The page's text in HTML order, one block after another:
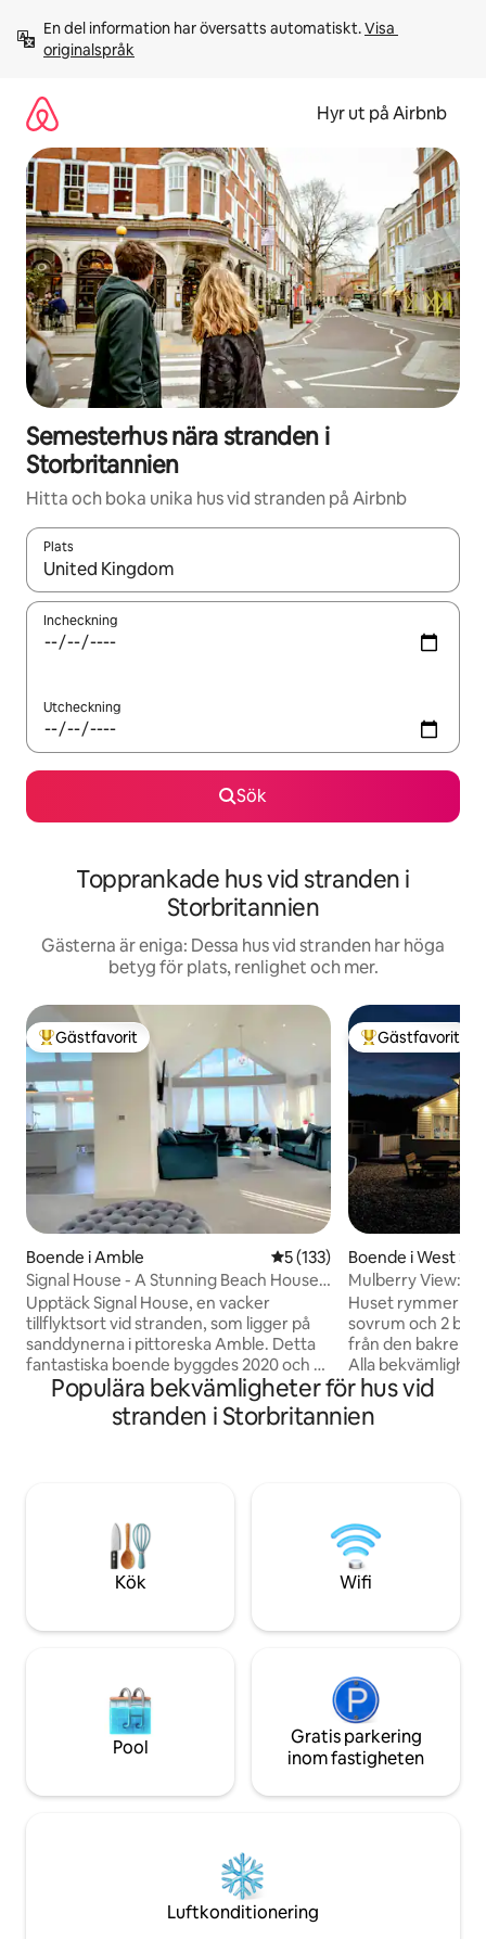
innehåll
En del information har översatts automatiskt. Visa
originalspråk
Hyr ut på Airbnb
Semesterhus nära stranden i
Storbritannien
Hitta och boka unika hus vid stranden på Airbnb
Plats
När resultaten är tillgängliga kan du navigera med upp- och
Incheckning
Utcheckning
Sök
Topprankade hus vid stranden i
Storbritannien
Gästerna är eniga: Dessa hus vid stranden har höga
betyg för plats, renlighet och mer.
Populär gästfavorit
Gästfavorit
Boende i Amble 5 av 5 i genomsnittligt
5 (133)
Signal House - A Stunning Beach House -
2020 Build
Upptäck Signal House, en vacker
tillflyktsort vid stranden, som ligger på
sanddynerna i pittoreska Amble. Detta
fantastiska boende byggdes 2020 och är
den perfekta blandningen av modern
design och kustcharm. Med hisnande
utsikt över Coquet Island och den
våningen är genomtänkt utformat över
två plan och är perfekt placerat för att
fånga den fascinerande havsutsikten för
den perfekta tillflyktsorten.
Populär
Gästfavorit
Boende i West
Mulberry View:
stranden för 8
Huset rymmer 8
sovrum och 2 badrum.
från den bakre
Alla
med ett extremt
Boendet är
vardagsrummet
familjebadrum
sovrum på övervåningen.
guidebok för
Populära bekvämligheter för hus vid
stranden i Storbritannien
Kök Wifi
Pool
Gratis parkering
inom fastigheten
Luftkonditionering